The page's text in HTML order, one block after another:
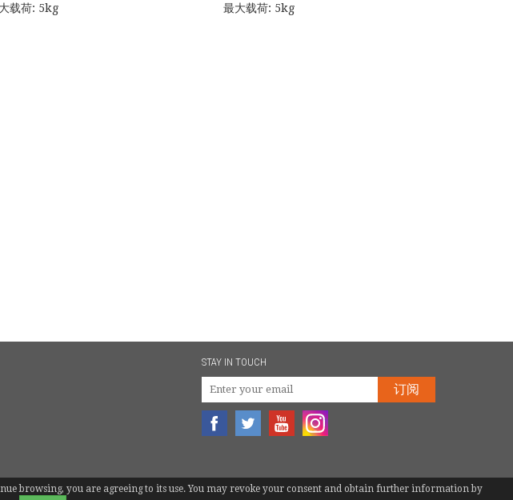
载荷: 5kg
最大载荷: 5kg
STAY IN TOUCH
订阅
browsing, you are agreeing to its use. You may revoke your consent and obtain further information by